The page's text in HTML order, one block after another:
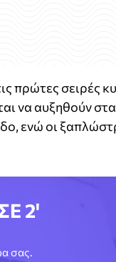
πρώτες σειρές
να αυξηθούν
ενώ οι
2'
σας.